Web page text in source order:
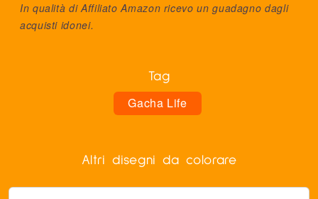
In qualità di Affiliato Amazon ricevo un guadagno dagli
acquisti idonei.
Tag
Gacha Life
Altri disegni da colorare